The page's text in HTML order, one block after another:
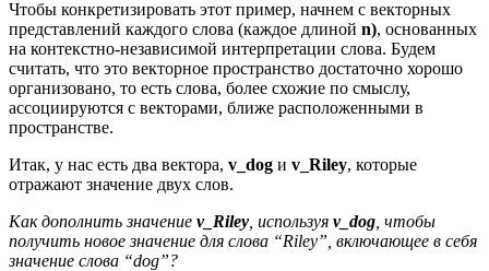
Чтобы конкретизировать этот пример, начнем с векторных
представлений каждого слова (каждое длиной n), основанных
на контекстно-независимой интерпретации слова. Будем
считать, что это векторное пространство достаточно хорошо
организовано, то есть слова, более схожие по смыслу,
ассоциируются с векторами, ближе расположенными в
пространстве.
Итак, у нас есть два вектора, v_dog и v_Riley, которые
отражают значение двух слов.
Как дополнить значение v_Riley , используя v_dog , чтобы
получить новое значение для слова “Riley”, включающее в себя
значение слова “dog”?